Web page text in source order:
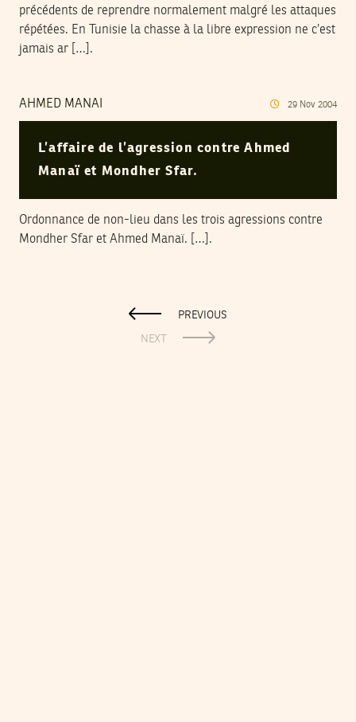
précédents de reprendre normalement malgré les attaques
répétées. En Tunisie la chasse à la libre expression ne c’est
jamais ar […].
AHMED MANAI 29 Nov 2004
L’affaire de l’agression contre Ahmed
Manaï et Mondher Sfar.
Ordonnance de non-lieu dans les trois agressions contre
Mondher Sfar et Ahmed Manaï. […].
PREVIOUS
NEXT